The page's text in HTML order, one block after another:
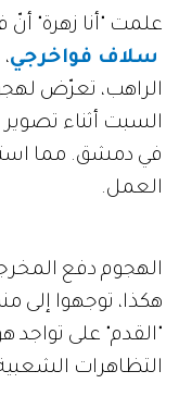
علمت "أنا زهرة"
سلاف فواخرجي
الراهب، تعرّض
السبت أثناء
في دمشق. مما
العمل.
الهجوم دفع المخرجة
هكذا، توجهوا إلى
"القدم" على تواجد
التظاهرات